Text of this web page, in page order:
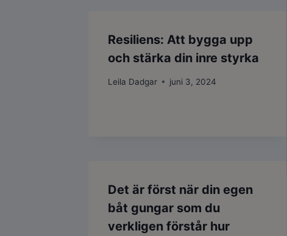
Resiliens: Att bygga upp
och stärka din inre styrka
Leila Dadgar juni 3, 2024
Det är först när din egen
båt gungar som du
verkligen förstår hur